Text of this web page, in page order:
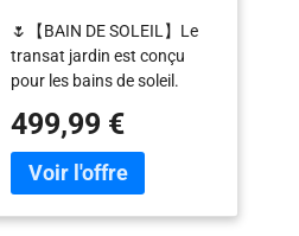
Bain de Soleil Rond
avec Toit, Table
Basse Réglable en
Hauteur, Canapé-lit,
Charge 360kg,
Chaise Longue pour
Piscine, Terrasse
(Noir)
🌷【BAIN DE SOLEIL】Le
transat jardin est conçu
pour les bains de soleil.
résiste bien aux UV.
L'auvent rétractable
garantit que vous pouvez
499,99 €